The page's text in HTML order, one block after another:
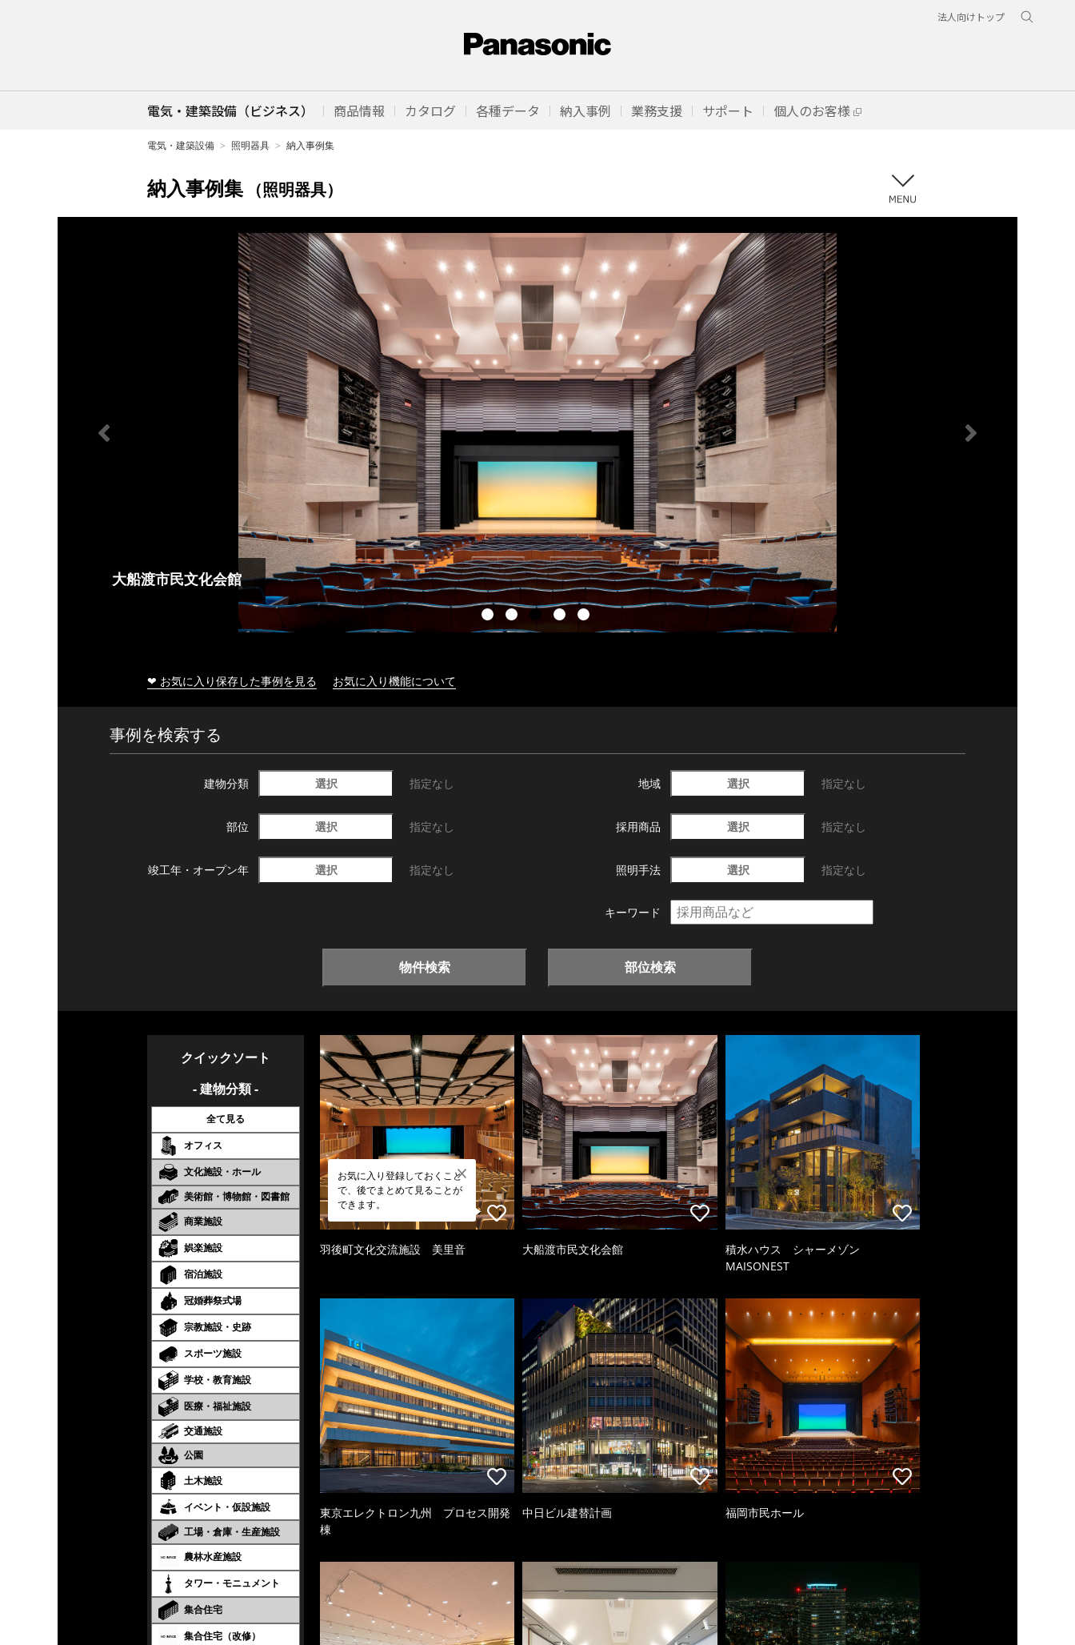
法人向けトップ
電気・建築設備（ビジネス） 商品情報 カタログ 各種データ 納入事例 業務支援 サポート 個人のお客様
電気・建築設備 照明器具 納入事例集
納入事例集 （照明器具）
大船渡市民文化会館
❤ お気に入り保存した事例を見る お気に入り機能について
事例を検索する
建物分類 選択 指定なし 地域 選択 指定なし
部位 選択 指定なし 採用商品 選択 指定なし
竣工年・ オープン年 選択 指定なし 照明手法 選択 指定なし
キーワード
物件検索 部位検索
クイックソート
- 建物分類 -
全て見る
オフィス
文化施設・ホール
美術館・博物館・図書館
商業施設
娯楽施設
宿泊施設
冠婚葬祭式場
宗教施設・史跡
スポーツ施設
学校・教育施設
医療・福祉施設
交通施設
公園
土木施設
イベント・仮設施設
工場・倉庫・生産施設
農林水産施設
タワー・モニュメント
集合住宅
集合住宅（改修）
お気に入り登録しておくこと
で、後でまとめて見ることが
できます。
羽後町文化交流施設 美里音 大船渡市民文化会館
積水ハウス シャーメゾン
MAISONEST
東京エレクトロン九州 プロセス開発
棟
中日ビル建替計画 福岡市民ホール